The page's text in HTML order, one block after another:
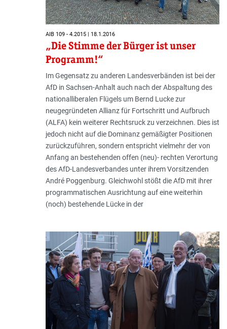
AIB 109 - 4.2015 | 18.1.2016
„Die Stimme der Bürger ist unser
Programm!“
Im Gegensatz zu anderen Landesverbänden ist bei der
AfD in Sachsen-Anhalt auch nach der Abspaltung des
nationalliberalen Flügels um Bernd Lucke zur
neugegründeten Allianz für Fortschritt und Aufbruch
(ALFA) kein weiterer Rechtsruck zu verzeichnen. Dies ist
jedoch nicht auf die Dominanz gemäßigter Positionen
zurückzuführen, sondern entspricht vielmehr der von
Anfang an bestehenden offen (neu)- rechten Verortung
des AfD-Landesverbandes unter ihrem Vorsitzenden
André Poggenburg. Gleichwohl stößt die AfD mit ihrer
programmatischen Ausrichtung auf eine weiterhin
(noch) bestehende Lücke in der